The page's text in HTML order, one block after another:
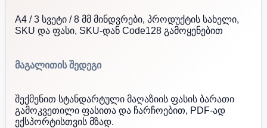
A4 / 3 სვეტი / 8 მმ მინდვრები, პროდუქტის სახელი,
SKU და ფასი, SKU-დან Code128 გამოყენებით
მაგალითის შედეგი
შექმენით სტანდარტული მაღაზიის ფასის ბარათი
გამოკვეთილი ფასითა და ჩარჩოებით, PDF-ად
ექსპორტისთვის მზად.